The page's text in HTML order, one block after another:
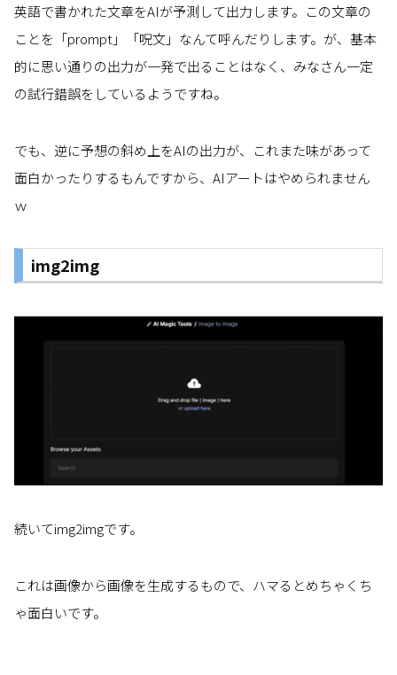
英語で書かれた文章をAIが予測して出力します。この文章の
ことを「prompt」「呪文」なんて呼んだりします。が、基本
的に思い通りの出力が一発で出ることはなく、みなさん一定
の試行錯誤をしているようですね。
でも、逆に予想の斜め上をAIの出力が、これまた味があって
面白かったりするもんですから、AIアートはやめられません
ｗ
img2img
続いてimg2imgです。
これは画像から画像を生成するもので、ハマるとめちゃくち
ゃ面白いです。